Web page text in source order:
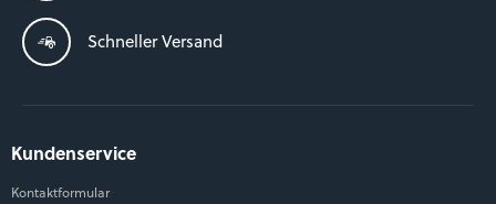
Schneller Versand
Kundenservice
Kontaktformular